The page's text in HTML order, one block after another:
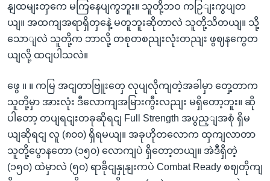
နျထမျးတှကေ မကြနေပျကွဘူး။ သူတို့ဘဝ ကဉြျးကွပျတ
ယျ။ အထကျအရာရှိတှနေဲ့ မတူဘူးဆိုတာလဲ သူတို့သိတယျ။ သို့
သောျလဲ သူတို့က ဘာလို့ တစုတစညျးလုံးတညျး ဖွဈနကွေတ
ယျလို့ ထငျပါသလဲ။
ဖွေ ။ ။ ကမြ အငျတာဗြူးတှေ လုပျလိုကျတဲ့အခါမှာ တှေ့တာက
သူတို့မှာ အားလုံး ဒီလောကျအမြားကွီးလညျး မရှိတော့ဘူး။ ဆို
ပါတော့ တပျရငျးတခုဆိုရငျ Full Strength အပွည့ျအစုံ ရှိမ
ယျဆိုရငျ လူ (၈၀၀) ရှိရမယျ။ အခုဟိုတလောက ထှကျလာတာ
သူတို့ပွောနတော (၁၅၀) လောကျပဲ ရှိတော့တယျ။ အဲဒီရှိတဲ့
(၁၅၀) ထဲမှာလဲ (၅၀) ရာခိုငျနှုနျးကပဲ Combat Ready စဈတိုကျ